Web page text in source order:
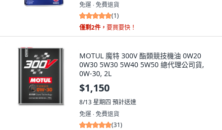
免運 ∙ 免費退貨
(1)
僅剩2件， 要買要快！
MOTUL 魔特 300V 酯類競技機油 0W20
0W30 5W30 5W40 5W50 總代理公司貨,
0W-30, 2L
$1,150
8/13 星期四 預計送達
免運 ∙ 免費退貨
(31)